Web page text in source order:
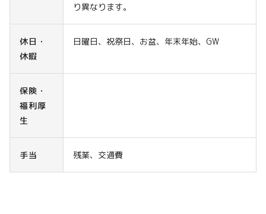
り異なります。
休日・
休暇
日曜日、祝祭日、お盆、年末年始、GW
保険・
福利厚
生
手当 残業、交通費